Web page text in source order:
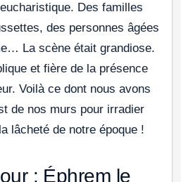
Des familles
des personnes âgées
La scène était grandiose.
et fière de la présence
Voilà ce dont nous avons
de nos murs pour irradier
lâcheté de notre époque !
: Éphrem le